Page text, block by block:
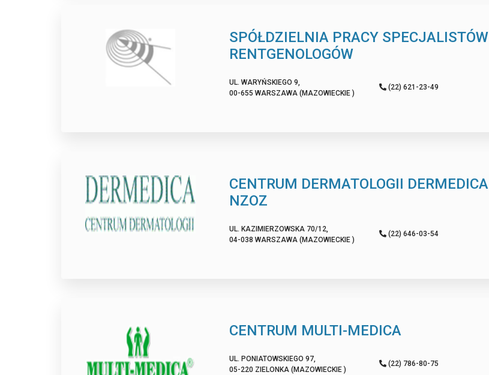
SPÓŁDZIELNIA PRACY SPECJALISTÓW
RENTGENOLOGÓW
UL. WARYŃSKIEGO 9,
00-655 WARSZAWA (MAZOWIECKIE )
(22) 621-23-49
CENTRUM DERMATOLOGII DERMEDICA
NZOZ
UL. KAZIMIERZOWSKA 70/12,
04-038 WARSZAWA (MAZOWIECKIE )
(22) 646-03-54
CENTRUM MULTI-MEDICA
UL. PONIATOWSKIEGO 97,
05-220 ZIELONKA (MAZOWIECKIE )
(22) 786-80-75